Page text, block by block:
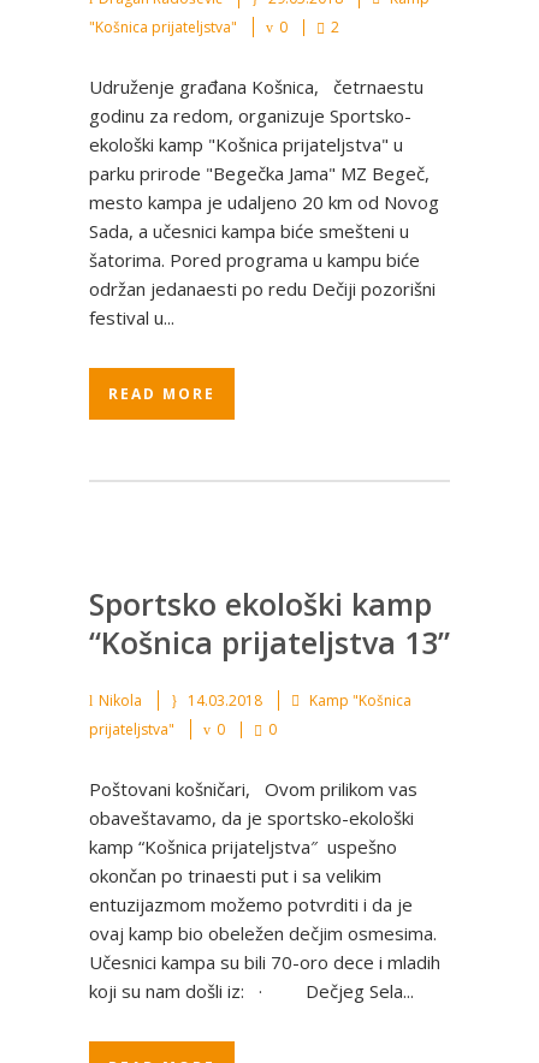
"Košnica prijateljstva"
0 2
Udruženje građana Košnica, četrnaestu
godinu za redom, organizuje Sportsko-
ekološki kamp "Košnica prijateljstva" u
parku prirode "Begečka Jama" MZ Begeč,
mesto kampa je udaljeno 20 km od Novog
Sada, a učesnici kampa biće smešteni u
šatorima. Pored programa u kampu biće
održan jedanaesti po redu Dečiji pozorišni
festival u...
READ MORE
Sportsko ekološki kamp
“Košnica prijateljstva 13”
Nikola 14.03.2018
Kamp "Košnica
prijateljstva"
0 0
Poštovani košničari, Ovom prilikom vas
obaveštavamo, da je sportsko-ekološki
kamp “Košnica prijateljstva″ uspešno
okončan po trinaesti put i sa velikim
entuzijazmom možemo potvrditi i da je
ovaj kamp bio obeležen dečjim osmesima.
Učesnici kampa su bili 70-oro dece i mladih
koji su nam došli iz: · Dečjeg Sela...